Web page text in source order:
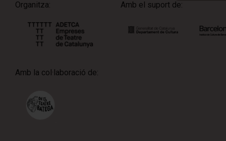
Organitza: Amb el suport de:
Amb la col·laboració de: